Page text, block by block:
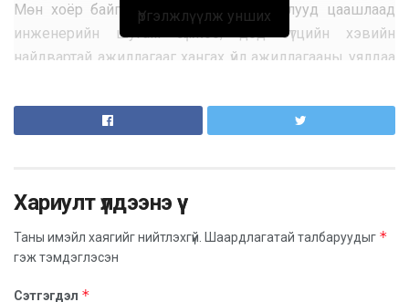
Мөн хоёр байгууллагын засварын ажлууд цаашлаад
инженерийн шугам сүлжээ, дэд бүтцийн хэвийн
найдвартай ажиллагааг хангах үйл ажиллагааны уялдаа
томоохон ахиц гарна гэдийг онцолж байна.
Үргэлжлүүлж унших
Хариулт үлдээнэ үү
Таны имэйл хаягийг нийтлэхгүй. Шаардлагатай талбаруудыг *
гэж тэмдэглэсэн
Сэтгэгдэл *